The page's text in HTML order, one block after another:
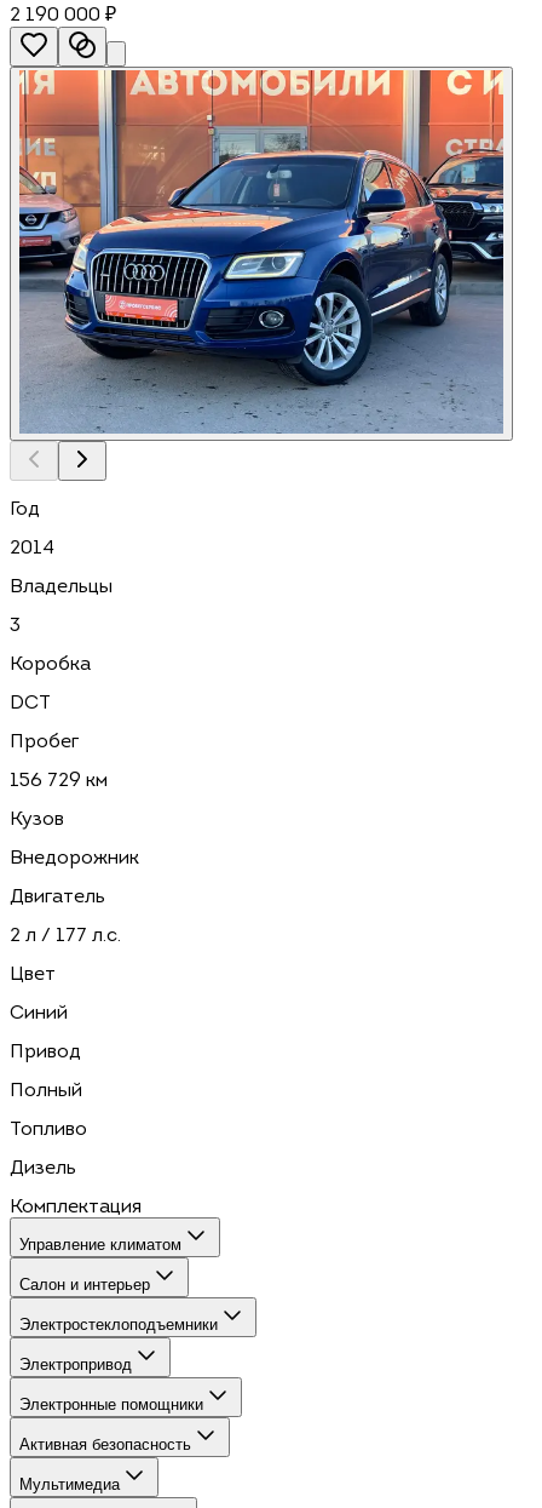
2 190 000 ₽
Год
2014
Владельцы
3
Коробка
DCT
Пробег
156 729 км
Кузов
Внедорожник
Двигатель
2 л / 177 л.с.
Цвет
Синий
Привод
Полный
Топливо
Дизель
Комплектация
Управление климатом
Салон и интерьер
Электростеклоподъемники
Электропривод
Электронные помощники
Активная безопасность
Мультимедиа